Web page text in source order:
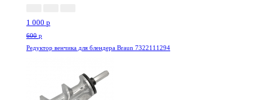
1 000 p
600 p
Редуктор венчика для блендера Braun 7322111294